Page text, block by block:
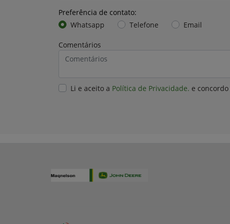
Preferência de contato:
Whatsapp
Telefone Email
Comentários
Li e aceito a Política de Privacidade. e